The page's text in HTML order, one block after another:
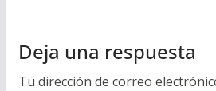
Deja una respuesta
Tu dirección de correo